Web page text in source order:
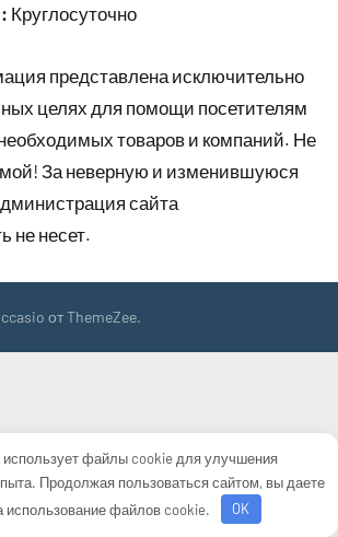
Круглосуточно
представлена исключительно
целях для помощи посетителям
товаров и компаний. Не
За неверную и изменившуюся
сайта
не несет.
от ThemeZee.
использует файлы cookie для улучшения
Продолжая пользоваться сайтом, вы даете
использование файлов cookie.
OK